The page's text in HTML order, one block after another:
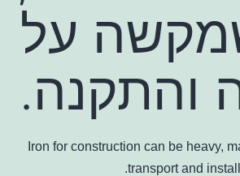
על
והתקנה.
Iron for construction can be heavy,
transport and install.